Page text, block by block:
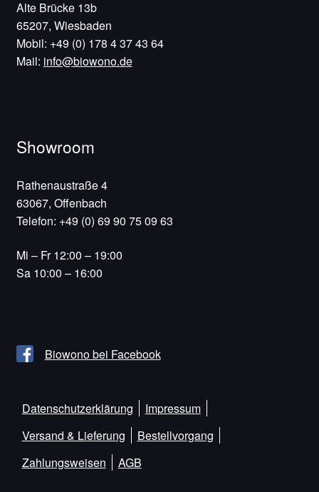
Alte Brücke 13b
65207, Wiesbaden
Mobil: +49 (0) 178 4 37 43 64
Mail: info@biowono.de
Showroom
Rathenaustraße 4
63067, Offenbach
Telefon: +49 (0) 69 90 75 09 63
Mi – Fr 12:00 – 19:00
Sa 10:00 – 16:00
Biowono bei Facebook
Datenschutzerklärung
Impressum
Versand & Lieferung
Bestellvorgang
Zahlungsweisen
AGB